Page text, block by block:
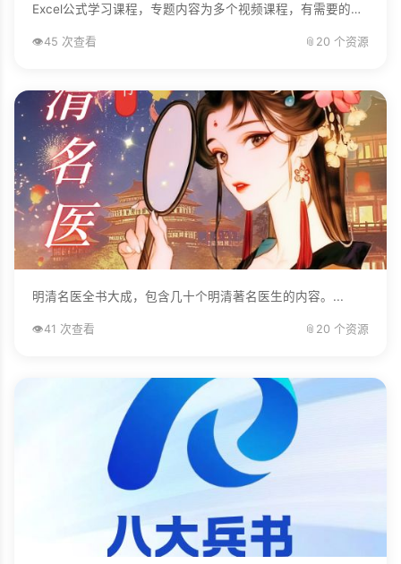
Excel公式学习课程，专题内容为多个视频课程，有需要的自己下载学习。...
👁️45 次查看 📎 20 个资源
明清名医全书大成，包含几十个明清著名医生的内容。...
👁️41 次查看 📎 20 个资源